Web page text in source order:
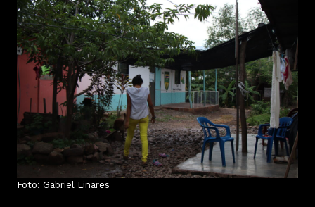
Foto: Gabriel Linares